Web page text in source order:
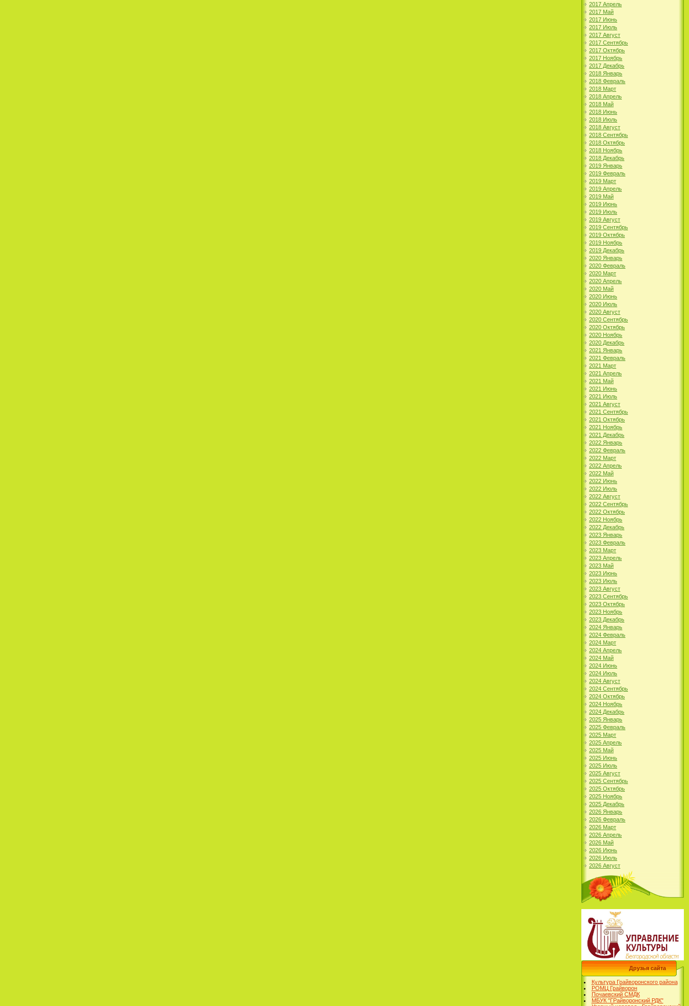
2017 Апрель
2017 Май
2017 Июнь
2017 Июль
2017 Август
2017 Сентябрь
2017 Октябрь
2017 Ноябрь
2017 Декабрь
2018 Январь
2018 Февраль
2018 Март
2018 Апрель
2018 Май
2018 Июнь
2018 Июль
2018 Август
2018 Сентябрь
2018 Октябрь
2018 Ноябрь
2018 Декабрь
2019 Январь
2019 Февраль
2019 Март
2019 Апрель
2019 Май
2019 Июнь
2019 Июль
2019 Август
2019 Сентябрь
2019 Октябрь
2019 Ноябрь
2019 Декабрь
2020 Январь
2020 Февраль
2020 Март
2020 Апрель
2020 Май
2020 Июнь
2020 Июль
2020 Август
2020 Сентябрь
2020 Октябрь
2020 Ноябрь
2020 Декабрь
2021 Январь
2021 Февраль
2021 Март
2021 Апрель
2021 Май
2021 Июнь
2021 Июль
2021 Август
2021 Сентябрь
2021 Октябрь
2021 Ноябрь
2021 Декабрь
2022 Январь
2022 Февраль
2022 Март
2022 Апрель
2022 Май
2022 Июнь
2022 Июль
2022 Август
2022 Сентябрь
2022 Октябрь
2022 Ноябрь
2022 Декабрь
2023 Январь
2023 Февраль
2023 Март
2023 Апрель
2023 Май
2023 Июнь
2023 Июль
2023 Август
2023 Сентябрь
2023 Октябрь
2023 Ноябрь
2023 Декабрь
2024 Январь
2024 Февраль
2024 Март
2024 Апрель
2024 Май
2024 Июнь
2024 Июль
2024 Август
2024 Сентябрь
2024 Октябрь
2024 Ноябрь
2024 Декабрь
2025 Январь
2025 Февраль
2025 Март
2025 Апрель
2025 Май
2025 Июнь
2025 Июль
2025 Август
2025 Сентябрь
2025 Октябрь
2025 Ноябрь
2025 Декабрь
2026 Январь
2026 Февраль
2026 Март
2026 Апрель
2026 Май
2026 Июнь
2026 Июль
2026 Август
Друзья сайта
Культура Грайворонского района
РОМЦ Грайворон
Почаевский СМДК
МБУК "ГРайворонский РДК"